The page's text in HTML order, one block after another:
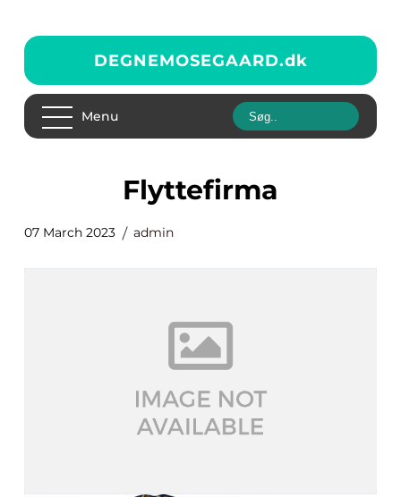
DEGNEMOSEGAARD.dk
Menu
flyttefirma
07 March 2023 admin